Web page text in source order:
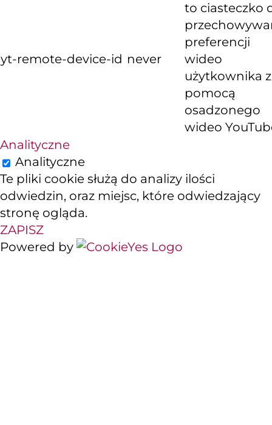
yt-remote-device-id never
to ciasteczko
preferencji
wideo
użytkownika
pomocą
osadzonego
wideo
Analityczne
Analityczne
Te pliki cookie służą do analizy ilości
odwiedzin, oraz miejsc, które odwiedzający
stronę ogląda.
ZAPISZ
Powered by